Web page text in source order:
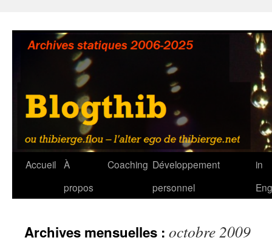
contenu
Accueil À
propos
Coaching Développement
personnel
in
Archives mensuelles : octobre 2009